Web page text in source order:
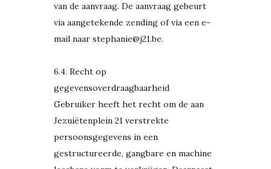
van de aanvraag. De aanvraag gebeurt
via aangetekende zending of via een e-
mail naar stephanie@j21.be.
6.4. Recht op
gegevensoverdraagbaarheid
Gebruiker heeft het recht om de aan
Jezuiëtenplein 21 verstrekte
persoonsgegevens in een
gestructureerde, gangbare en machine